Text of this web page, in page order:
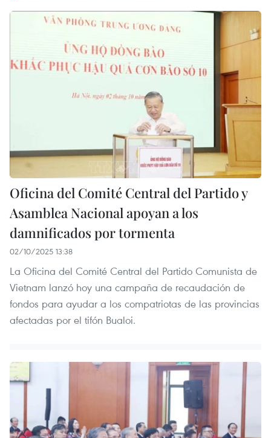
Oficina del Comité Central del Partido y
Asamblea Nacional apoyan a los
damnificados por tormenta
02/10/2025 13:38
La Oficina del Comité Central del Partido Comunista de
Vietnam lanzó hoy una campaña de recaudación de
fondos para ayudar a los compatriotas de las provincias
afectadas por el tifón Bualoi.